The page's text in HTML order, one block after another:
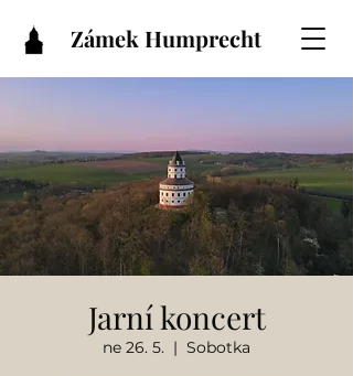
Zámek Humprecht
Jarní koncert
ne 26. 5.
  |
Sobotka